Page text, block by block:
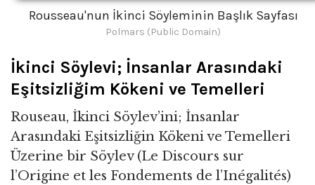
Rousseau'nun İkinci Söyleminin Başlık Sayfası
Polmars (Public Domain)
İkinci Söylevi; İnsanlar Arasındaki
Eşitsizliğim Kökeni ve Temelleri
Rouseau, İkinci Söylev’ini; İnsanlar
Arasındaki Eşitsizliğin Kökeni ve Temelleri
Üzerine bir Söylev (Le Discours sur
l’Origine et les Fondements de l’Inégalités)